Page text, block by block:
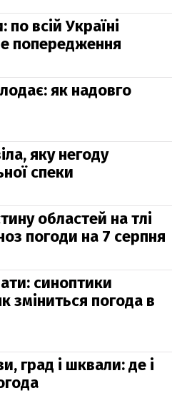
всій Україні
попередження
як надовго
яку негоду
спеки
областей на тлі
погоди на 7 серпня
синоптики
зміниться погода в
град і шквали: де і